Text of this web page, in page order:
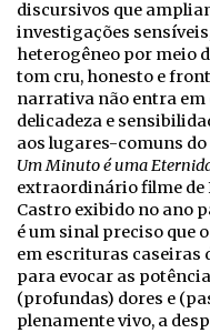
discursivos que
investigações
heterogêneo por meio
tom cru, honesto e
narrativa não entra
delicadeza e
aos lugares-comuns do
Um Minuto é uma
extraordinário filme de
Castro exibido no ano
é um sinal preciso que
em escrituras caseiras
para evocar as
(profundas) dores e
plenamente vivo, a